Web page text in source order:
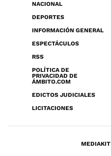
NACIONAL
DEPORTES
INFORMACIÓN GENERAL
ESPECTÁCULOS
RSS
POLÍTICA DE
PRIVACIDAD DE
ÁMBITO.COM
EDICTOS JUDICIALES
LICITACIONES
MEDIAKIT